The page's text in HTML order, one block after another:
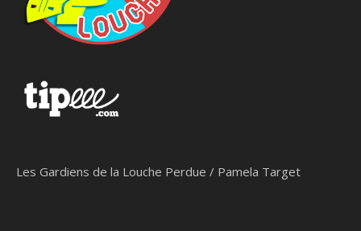
Les Gardiens de la Louche Perdue / Pamela Target